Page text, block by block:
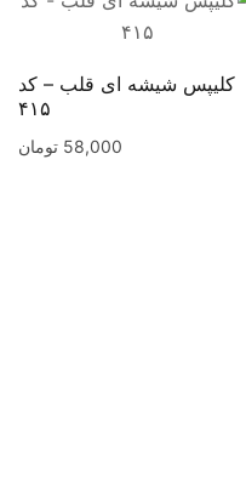
کلیپس شیشه ای قلب – کد
۴۱۵
58,000 تومان